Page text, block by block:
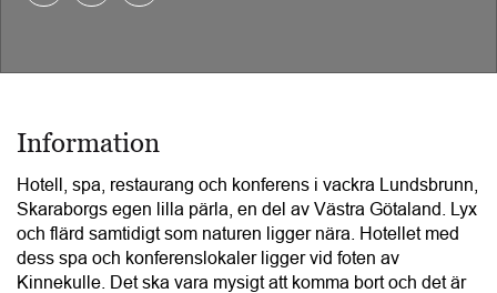
Information
Hotell, spa, restaurang och konferens i vackra Lundsbrunn,
Skaraborgs egen lilla pärla, en del av Västra Götaland. Lyx
och flärd samtidigt som naturen ligger nära. Hotellet med
dess spa och konferenslokaler ligger vid foten av
Kinnekulle. Det ska vara mysigt att komma bort och det är